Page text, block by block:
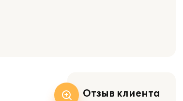
Отзыв клиента